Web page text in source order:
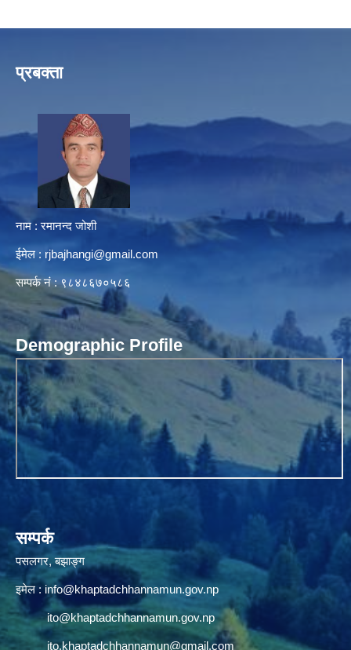
प्रबक्ता
नाम : रमानन्द जोशी
ईमेल : rjbajhangi@gmail.com
सम्पर्क नं : ९८४८६७०५८६
Demographic Profile
सम्पर्क
पसलगर, बझाङ्ग
इमेल : info@khaptadchhannamun.gov.np
ito@khaptadchhannamun.gov.np
ito.khaptadchhannamun@gmail.com